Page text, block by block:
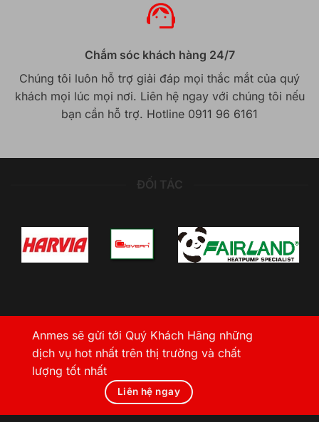
Chắm sóc khách hàng 24/7
Chúng tôi luôn hỗ trợ giải đáp mọi thắc mắt của quý
khách mọi lúc mọi nơi. Liên hệ ngay với chúng tôi nếu
bạn cần hỗ trợ. Hotline 0911 96 6161
ĐỐI TÁC
Anmes sẽ gửi tới Quý Khách Hãng những
dịch vụ hot nhất trên thị trường và chất
lượng tốt nhất
Liên hệ ngay